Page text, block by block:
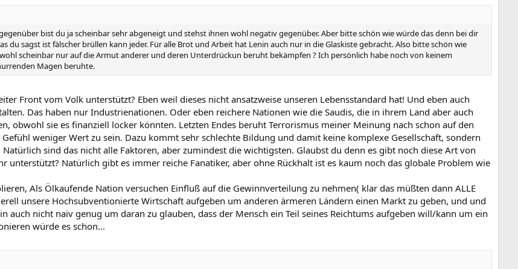
bist du ja scheinbar sehr abgeneigt und stehst ihnen wohl negativ gegenüber. Aber bitte schön wie würde das denn bei dir
du sagst ist fälscher brüllen kann jeder. Für alle Brot und Arbeit hat Lenin auch nur in die Glaskiste gebracht. Also bitte schön wie
scheinbar nur auf die Armut anderer und deren Unterdrückun beruht bekämpfen ? Ich persönlich habe noch von keinem
Magen beruhte.
Front vom Volk unterstützt? Eben weil dieses nicht ansatzweise unseren Lebensstandard hat! Und eben auch
Das haben nur Industrienationen. Oder eben reichere Nationen wie die Saudis, die in ihrem Land aber auch
obwohl sie es finanziell locker könnten. Letzten Endes beruht Terrorismus meiner Meinung nach schon auf den
weniger Wert zu sein. Dazu kommt sehr schlechte Bildung und damit keine komplexe Gesellschaft, sondern
sind das nicht alle Faktoren, aber zumindest die wichtigsten. Glaubst du denn es gibt noch diese Art von
unterstützt? Natürlich gibt es immer reiche Fanatiker, aber ohne Rückhalt ist es kaum noch das globale Problem wie
Als Ölkaufende Nation versuchen Einfluß auf die Gewinnverteilung zu nehmen( klar das müßten dann ALLE
unsere Hochsubventionierte Wirtschaft aufgeben um anderen ärmeren Ländern einen Markt zu geben, und und
auch nicht naiv genug um daran zu glauben, dass der Mensch ein Teil seines Reichtums aufgeben will/kann um ein
würde es schon...